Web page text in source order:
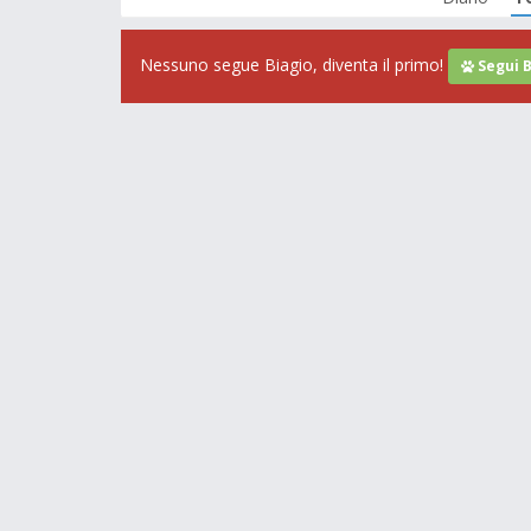
Nessuno segue Biagio, diventa il primo! Segui